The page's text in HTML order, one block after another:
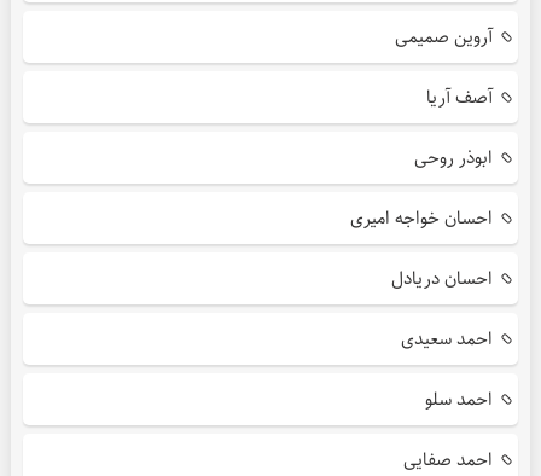
آروین صمیمی
آصف آریا
ابوذر روحی
احسان خواجه امیری
احسان دریادل
احمد سعیدی
احمد سلو
احمد صفایی